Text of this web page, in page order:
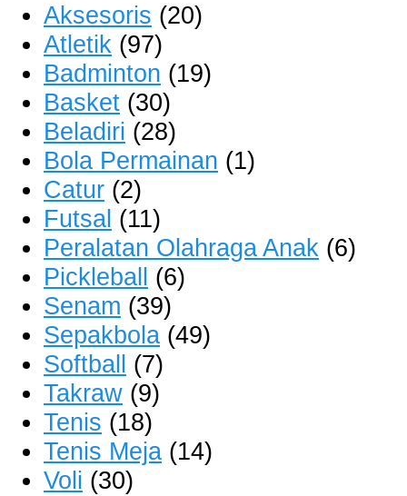
Aksesoris (20)
Atletik (97)
Badminton (19)
Basket (30)
Beladiri (28)
Bola Permainan (1)
Catur (2)
Futsal (11)
Peralatan Olahraga Anak (6)
Pickleball (6)
Senam (39)
Sepakbola (49)
Softball (7)
Takraw (9)
Tenis (18)
Tenis Meja (14)
Voli (30)